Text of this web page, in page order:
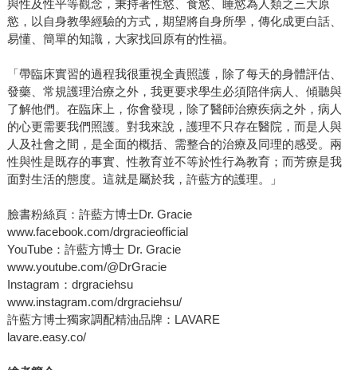
與性及性平等觀念，秉持著性慾、食慾、睡慾為人類之三大原
慾，以自身教學經驗的方式，期望將自身所學，傳化成更白話、
易懂、簡單的知識，大家找回原有的性福。
「帶臨床實習的過程我很重視全責照護，除了每天的身體評估、
發藥、常規護理治療之外，我更要求學生必須陪伴病人、傾聽與
了解他們。在臨床上，你會發現，除了醫師治療疾病之外，病人
的心更需要我們照護。對我來說，護理不只存在醫院，而是人與
人及社會之間，是全面的概括、需整合的治療及同理的感受。兩
性與性是既存的事實、性教育並不等於性行為教育；而芳療是我
面對生活的態度。這就是屬於我，許藍方的護理。」
臉書粉絲頁：許藍方博士Dr. Gracie
www.facebook.com/drgracieofficial
YouTube：許藍方博士 Dr. Gracie
www.youtube.com/@DrGracie
Instagram：drgraciehsu
www.instagram.com/drgraciehsu/
許藍方博士獨家調配精油品牌：LAVARE
lavare.easy.co/